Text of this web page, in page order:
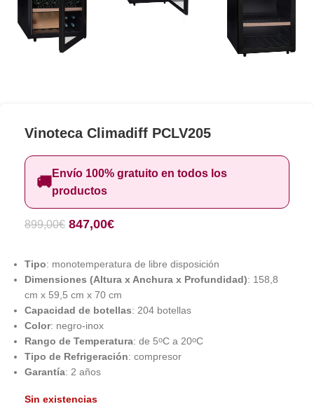
Vinoteca Climadiff PCLV205
🚚Envío 100% gratuito en todos los
productos
899,00€ 847,00€
Tipo: monotemperatura de libre disposición
Dimensiones (Altura x Anchura x Profundidad): 158,8
cm x 59,5 cm x 70 cm
Capacidad de botellas: 204 botellas
Color: negro-inox
Rango de Temperatura: de 5oC a 20oC
Tipo de Refrigeración: compresor
Garantía: 2 años
Sin existencias